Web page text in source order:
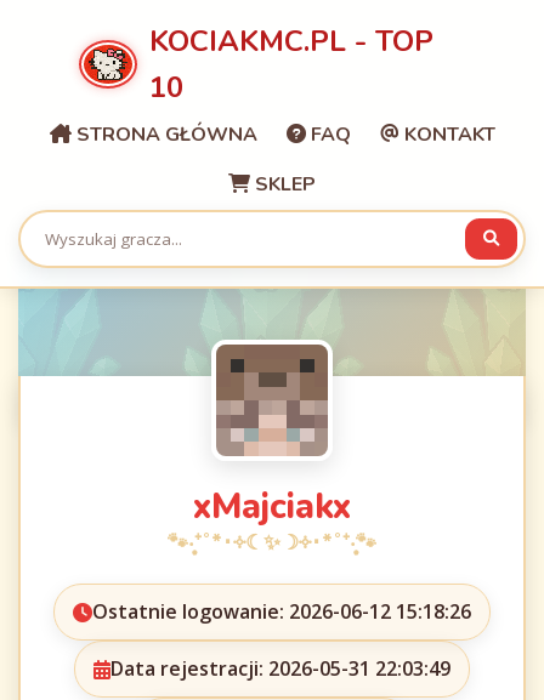
KOCIAKMC.PL - TOP
10
STRONA GŁÓWNA FAQ
KONTAKT
SKLEP
xMajciakx
Ostatnie logowanie: 2026-06-12 15:18:26
Data rejestracji: 2026-05-31 22:03:49